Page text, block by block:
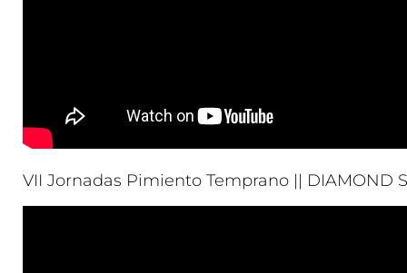
VII Jornadas Pimiento Temprano || DIAMOND